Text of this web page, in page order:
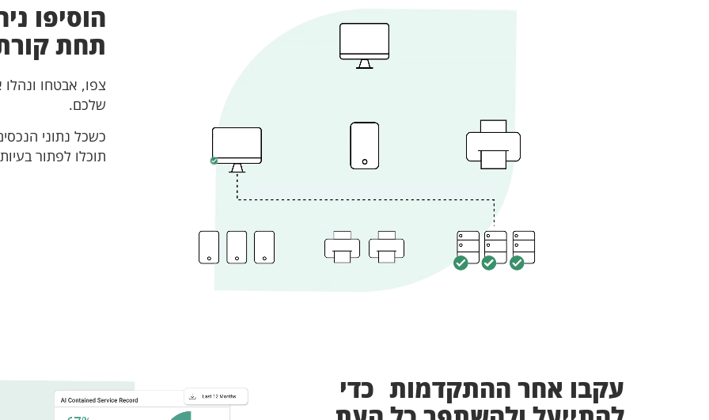
הוסיפו
תחת
צפו, אבטחו
שלכם.
כשכל נתוני
תוכלו לפתור
עקבו אחר ההתקדמות כדי